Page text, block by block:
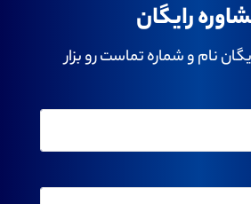
رایگان
نام و شماره تماست رو بزار